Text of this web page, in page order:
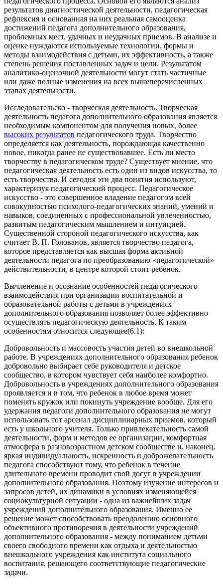
результатов диагностической деятельности, педагогическая
рефлексия и основанная на них реальная самооценка
достижений педагога дополнительного образования,
проблемных мест, удачных и неудачных приемов. В анализе и
оценке нуждаются используемые технологии, формы и
методы взаимодействия с детьми, их эффективность, а также
степень решения поставленных задач и цели. Результатом
аналитико-оценочной деятельности могут стать частичные
или даже полные изменения на всех вышеперечисленных
этапах деятельности.
Исследовательско - творческая деятельность. Творческая
деятельность педагога дополнительного образования является
необходимым компонентом для получения новых, более
высоких результатов педагогического труда. Творчество
определяется как деятельность, порождающая качественно
новое, никогда ранее не существовавшее. Есть ли место
творчеству в педагогическом труде? Существует мнение, что
педагогическая деятельность есть один из видов искусства, то
есть творчества. И сегодня эти два понятия используют,
характеризуя педагогический процесс. Педагогическое
искусство - это совершенное владение педагогом всей
совокупностью психолого-педагогических знаний, умений и
навыков, соединенных с профессиональной увлеченностью,
развитым педагогическим мышлением и интуицией.
Существенной стороной педагогического искусства, как
считает В. П. Голованов, является творчество педагога,
которое представляется как высшая форма активной
деятельности педагога по преобразованию «педагогической»
действительности, в центре которой стоит ребенок.
Вычленение и осознание особенностей педагогического
взаимодействия при организации воспитательной и
образовательной работы с детьми в учреждениях
дополнительного образования позволяет более эффективно
осуществлять педагогическую деятельность. К таким
особенностям относится следующее(6.1):
Добровольность и массовость участия детей во внешкольной
работе. В учреждениях дополнительного образования ребенок
добровольно выбирает себе руководителя и детское
сообщество, в котором чувствует себя наиболее комфортно.
Добровольность в учреждениях дополнительного образования
проявляется и в том, что ребенок в любое время может
поменять кружок или покинуть учреждение вообще. Для его
удержания педагоги дополнительного образования не могут
использовать тот арсенал дисциплинарных приемов, который
есть у школьного учителя. Только привлекательность самой
деятельности, форм и методов ее организации, комфортная
атмосфера в разновозрастном детском сообществе и, наконец,
яркая индивидуальность, искренность и доброжелательность
педагога способствуют тому, что ребенок в течение
длительного времени проводит свой досуг в учреждении
дополнительного образования. Поэтому изучение интересов и
запросов детей, их динамики в условиях изменяющейся
социокультурной ситуации - одна из важнейших задач
учреждений дополнительного образования. Именно ее
решение может способствовать преодолению основного
объективного противоречия в деятельности учреждений
дополнительного образования - между пониманием детьми
своего свободного времени как отдыха и деятельностью
внешкольного учреждения как института социального
воспитания, решающего соответствующие педагогические
задачи.